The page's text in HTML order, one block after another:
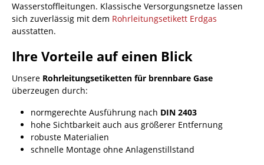
Wasserstoffleitungen. Klassische Versorgungsnetze lassen
sich zuverlässig mit dem Rohrleitungsetikett Erdgas
ausstatten.
Ihre Vorteile auf einen Blick
Unsere Rohrleitungsetiketten für brennbare Gase
überzeugen durch:
normgerechte Ausführung nach DIN 2403
hohe Sichtbarkeit auch aus größerer Entfernung
robuste Materialien
schnelle Montage ohne Anlagenstillstand